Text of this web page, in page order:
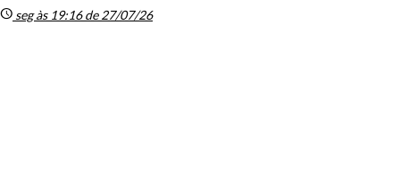
schedule seg às 19:16 de 27/07/26